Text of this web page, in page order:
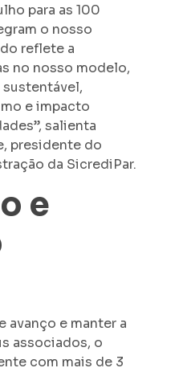
para as 100
o nosso
reflete a
no nosso modelo,
e impacto
salienta
presidente do
da SicrediPar.
e
avanço e manter a
associados, o
com mais de 3